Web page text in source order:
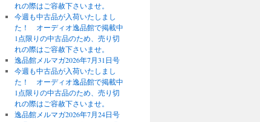
れの際はご容赦下さいませ。
今週も中古品が入荷いたしまし
た！ オーディオ逸品館で掲載中
1点限りの中古品のため、売り切
れの際はご容赦下さいませ。
逸品館メルマガ2026年7月31日号
今週も中古品が入荷いたしまし
た！ オーディオ逸品館で掲載中
1点限りの中古品のため、売り切
れの際はご容赦下さいませ。
逸品館メルマガ2026年7月24日号